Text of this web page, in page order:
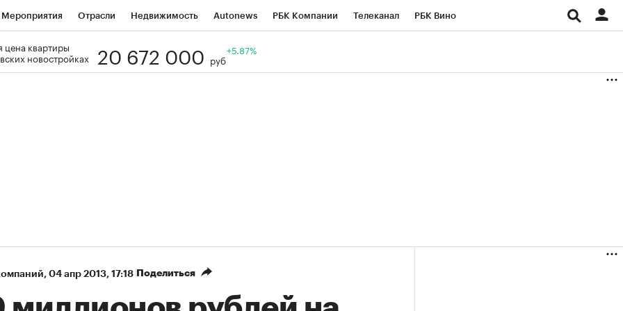
Мероприятия Отрасли Недвижимость Autonews РБК Компании Телеканал РБК Вино
Визионеры
цена квартиры
новостройках
20 672 000 руб
+5.87%
⁠, 04 апр 2013, 17:18 Поделиться